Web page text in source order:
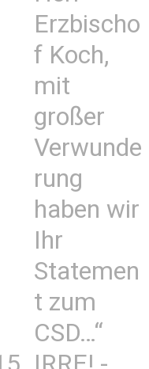
Erzbischo
f Koch,
mit
großer
Verwunde
rung
haben wir
Ihr
Statemen
t zum
CSD…“